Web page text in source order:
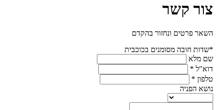
צור קשר
השאר פרטים ונחזור בהקדם
*שדות חובה מסומנים בכוכבית
שם מלא
דוא"ל *
טלפון *
נושא הפניה